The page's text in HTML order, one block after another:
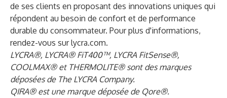
de ses clients en proposant des innovations uniques qui
répondent au besoin de confort et de performance
durable du consommateur. Pour plus d'informations,
rendez-vous surlycra.com.
LYCRA®, LYCRA® FiT400™, LYCRA FitSense®,
COOLMAX® et THERMOLITE® sont des marques
déposées de The LYCRA Company.
QIRA® est une marque déposée de Qore®.